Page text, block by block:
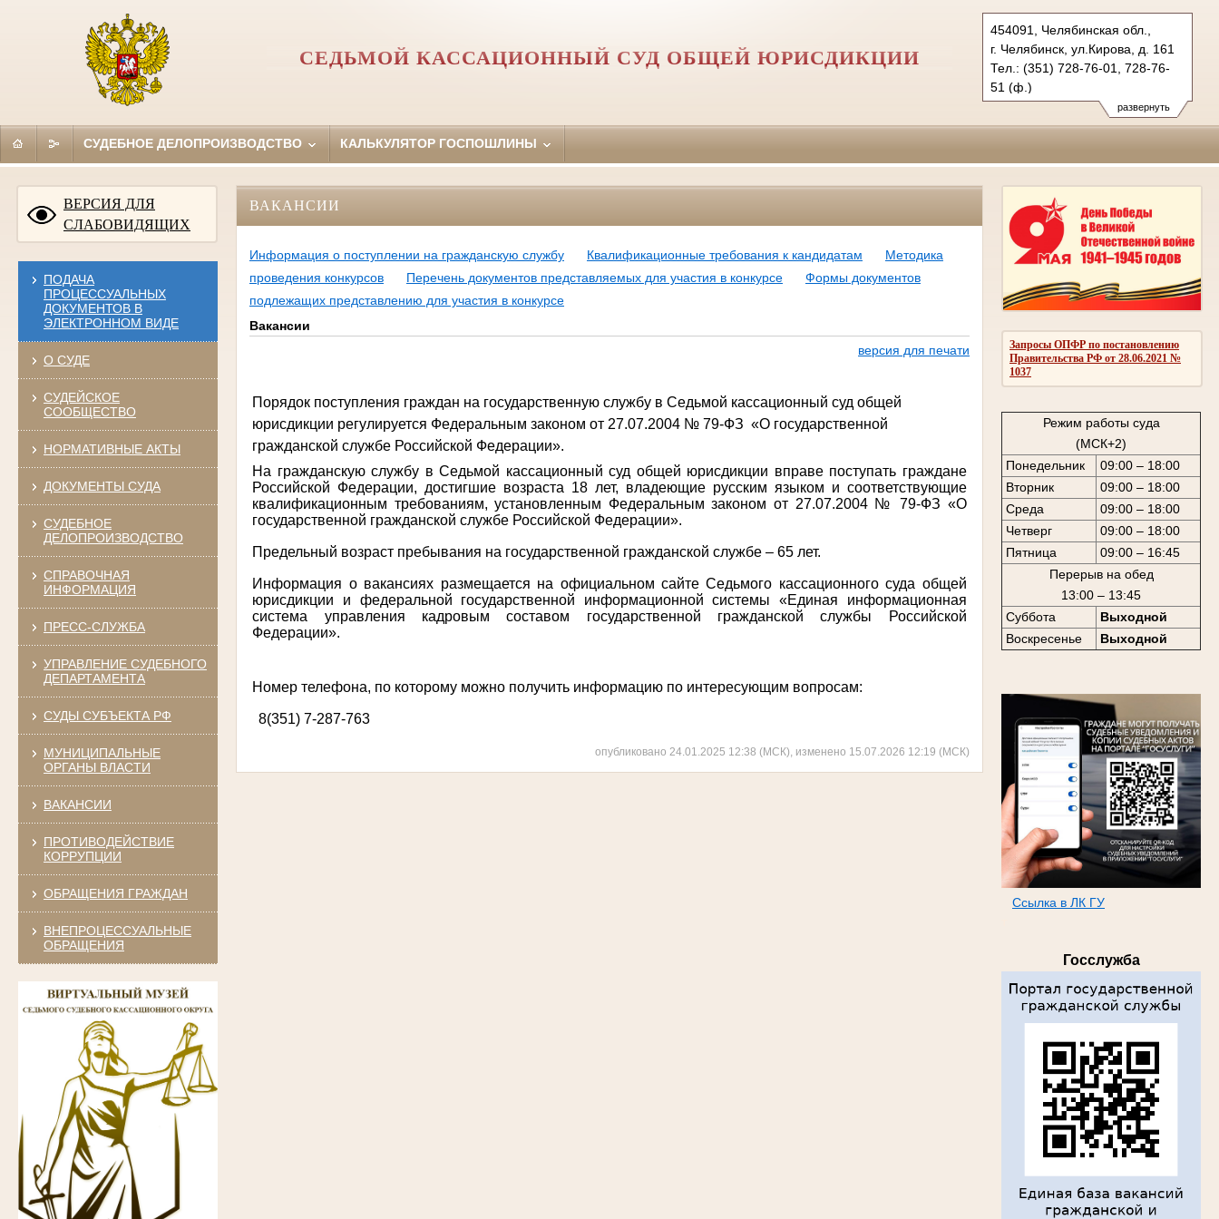
развернуть
454091, Челябинская обл.,
г. Челябинск, ул.Кирова, д. 161
Тел.: (351) 728-76-01, 728-76-
51 (ф.)
СЕДЬМОЙ КАССАЦИОННЫЙ СУД ОБЩЕЙ ЮРИСДИКЦИИ
СУДЕБНОЕ ДЕЛОПРОИЗВОДСТВО КАЛЬКУЛЯТОР ГОСПОШЛИНЫ
ВЕРСИЯ ДЛЯ
СЛАБОВИДЯЩИХ
ПОДАЧА
ПРОЦЕССУАЛЬНЫХ
ДОКУМЕНТОВ В
ЭЛЕКТРОННОМ ВИДЕ
О СУДЕ
СУДЕЙСКОЕ
СООБЩЕСТВО
НОРМАТИВНЫЕ АКТЫ
ДОКУМЕНТЫ СУДА
СУДЕБНОЕ
ДЕЛОПРОИЗВОДСТВО
СПРАВОЧНАЯ
ИНФОРМАЦИЯ
ПРЕСС-СЛУЖБА
УПРАВЛЕНИЕ СУДЕБНОГО
ДЕПАРТАМЕНТА
СУДЫ СУБЪЕКТА РФ
МУНИЦИПАЛЬНЫЕ
ОРГАНЫ ВЛАСТИ
ВАКАНСИИ
ПРОТИВОДЕЙСТВИЕ
КОРРУПЦИИ
ОБРАЩЕНИЯ ГРАЖДАН
ВНЕПРОЦЕССУАЛЬНЫЕ
ОБРАЩЕНИЯ
Запросы ОПФР по постановлению
Правительства РФ от 28.06.2021 №
1037
Режим работы суда
(МСК+2)
Понедельник
09:00 – 18:00
Вторник
09:00 – 18:00
Среда
09:00 – 18:00
Четверг
09:00 – 18:00
Пятница
09:00 – 16:45
Перерыв на обед
13:00 – 13:45
Суббота
Выходной
Воскресенье
Выходной
Ссылка в ЛК ГУ
Госслужба
ВАКАНСИИ
Информация о поступлении на гражданскую службу Квалификационные требования к кандидатам
Методика
проведения конкурсов
Перечень документов представляемых для участия в конкурсе
Формы документов
подлежащих представлению для участия в конкурсе
Вакансии
версия для печати
Порядок поступления граждан на государственную службу в Седьмой кассационный суд общей
юрисдикции регулируется Федеральным законом от 27.07.2004 № 79-ФЗ «О государственной
гражданской службе Российской Федерации».
На гражданскую службу в Седьмой кассационный суд общей юрисдикции вправе поступать граждане
Российской Федерации, достигшие возраста 18 лет, владеющие русским языком и соответствующие
квалификационным требованиям, установленным Федеральным законом от 27.07.2004 № 79-ФЗ «О
государственной гражданской службе Российской Федерации».
Предельный возраст пребывания на государственной гражданской службе – 65 лет.
Информация о вакансиях размещается на официальном сайте Седьмого кассационного суда общей
юрисдикции и федеральной государственной информационной системы «Единая информационная
система управления кадровым составом государственной гражданской службы Российской
Федерации».
Номер телефона, по которому можно получить информацию по интересующим вопросам:
8(351)7-287-763
опубликовано 24.01.2025 12:38 (МСК), изменено 15.07.2026 12:19 (МСК)